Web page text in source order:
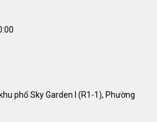
phố Sky Garden I (R1-1), Phường